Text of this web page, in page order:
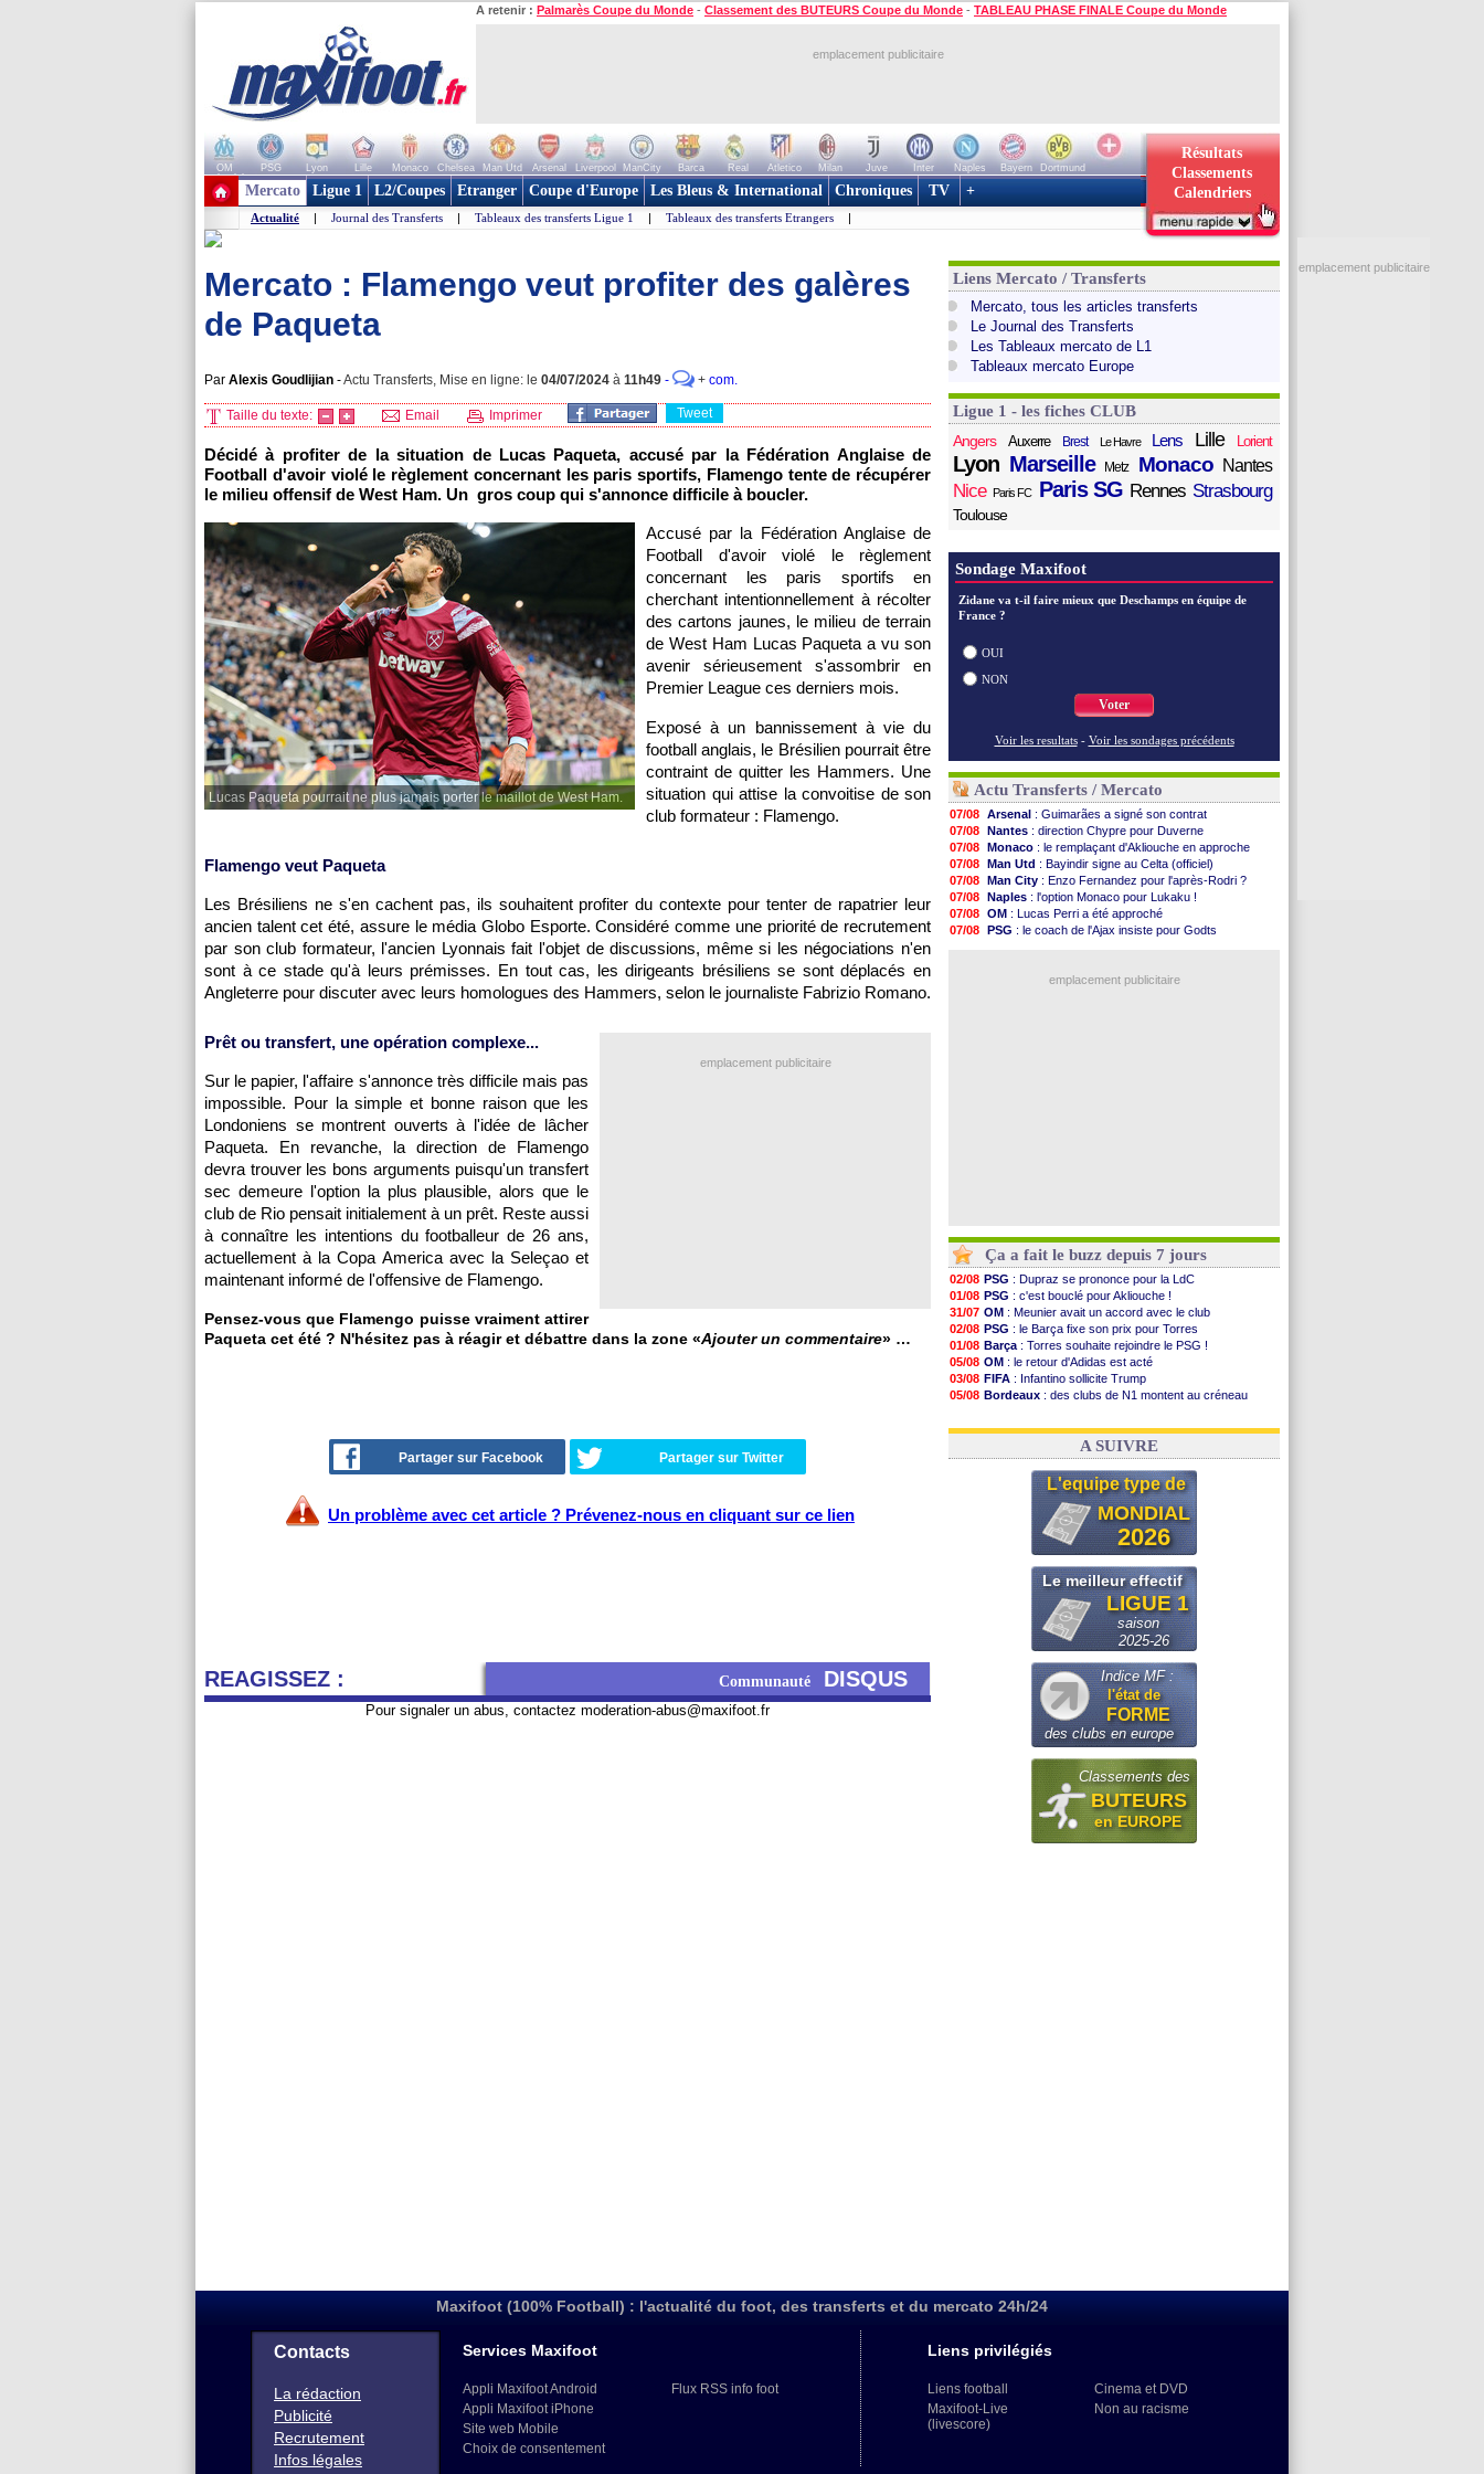
A retenir : Palmarès Coupe du Monde - Classement des BUTEURS Coupe du Monde - TABLEAU PHASE FINALE Coupe du Monde
emplacement publicitaire
OM PSG Lyon Lille Monaco Chelsea Man Utd Arsenal Liverpool ManCity Barca Real Atletico Milan Juve Inter Naples Bayern
Dortmund
+ de clubs
Résultats
Classements
Calendriers
Mercato Ligue 1 L2/Coupes Etranger Coupe d'Europe Les Bleus & International Chroniques TV +
Actualité | Journal des Transferts | Tableaux des transferts Ligue 1 | Tableaux des transferts Etrangers |
Mercato : Flamengo veut profiter des galères
de Paqueta
Par Alexis Goudlijian -Actu Transferts, Mise en ligne: le 04/07/2024 à 11h49 - + com.
Taille du texte: Email Imprimer Tweet
Décidé à profiter de la situation de Lucas Paqueta, accusé par la Fédération Anglaise de
Football d'avoir violé le règlement concernant les paris sportifs, Flamengo tente de récupérer
le milieu offensif de West Ham. Un gros coup qui s'annonce difficile à boucler.
Lucas Paqueta pourrait ne plus jamais porter le maillot de West Ham.
Accusé par la Fédération Anglaise de
Football d'avoir violé le règlement
concernant les paris sportifs en
cherchant intentionnellement à récolter
des cartons jaunes, le milieu de terrain
de West Ham Lucas Paqueta a vu son
avenir sérieusement s'assombrir en
Premier League ces derniers mois.
Exposé à un bannissement à vie du
football anglais, le Brésilien pourrait être
contraint de quitter les Hammers. Une
situation qui attise la convoitise de son
club formateur : Flamengo.
Flamengo veut Paqueta
Les Brésiliens ne s'en cachent pas, ils souhaitent profiter du contexte pour tenter de rapatrier leur
ancien talent cet été, assure le média Globo Esporte. Considéré comme une priorité de recrutement
par son club formateur, l'ancien Lyonnais fait l'objet de discussions, même si les négociations n'en
sont à ce stade qu'à leurs prémisses. En tout cas, les dirigeants brésiliens se sont déplacés en
Angleterre pour discuter avec leurs homologues des Hammers, selon le journaliste Fabrizio Romano.
emplacement publicitaire
Prêt ou transfert, une opération complexe...
Sur le papier, l'affaire s'annonce très difficile mais pas
impossible. Pour la simple et bonne raison que les
Londoniens se montrent ouverts à l'idée de lâcher
Paqueta. En revanche, la direction de Flamengo
devra trouver les bons arguments puisqu'un transfert
sec demeure l'option la plus plausible, alors que le
club de Rio pensait initialement à un prêt. Reste aussi
à connaître les intentions du footballeur de 26 ans,
actuellement à la Copa America avec la Seleçao et
maintenant informé de l'offensive de Flamengo.
Pensez-vous que Flamengo puisse vraiment attirer
Paqueta cet été ? N'hésitez pas à réagir et débattre dans la zone «Ajouter un commentaire» …
Partager sur Facebook Partager sur Twitter
Un problème avec cet article ? Prévenez-nous en cliquant sur ce lien
REAGISSEZ : Communauté DISQUS
Pour signaler un abus, contactez moderation-abus@maxifoot.fr
Liens Mercato / Transferts
Mercato, tous les articles transferts
Le Journal des Transferts
Les Tableaux mercato de L1
Tableaux mercato Europe
Ligue 1 - les fiches CLUB
Angers
Auxerre Brest Le Havre Lens Lille Lorient
Lyon Marseille Metz Monaco Nantes
Nice Paris FC Paris SG Rennes Strasbourg
Toulouse
Sondage Maxifoot
Zidane va t-il faire mieux que Deschamps en équipe de
France ?
OUI
NON
Voter
Voir les resultats - Voir les sondages précédents
Actu Transferts / Mercato
07/08 Arsenal : Guimarães a signé son contrat
07/08 Nantes : direction Chypre pour Duverne
07/08 Monaco : le remplaçant d'Akliouche en approche
07/08 Man Utd : Bayindir signe au Celta (officiel)
07/08 Man City : Enzo Fernandez pour l'après-Rodri ?
07/08 Naples : l'option Monaco pour Lukaku !
07/08 OM : Lucas Perri a été approché
07/08 PSG : le coach de l'Ajax insiste pour Godts
Strasbourg: Saïdou Sow prêté à Nantes (off.)
emplacement publicitaire
Ça a fait le buzz depuis 7 jours
02/08 PSG : Dupraz se prononce pour la LdC
01/08 PSG : c'est bouclé pour Akliouche !
31/07 OM : Meunier avait un accord avec le club
02/08 PSG : le Barça fixe son prix pour Torres
01/08 Barça : Torres souhaite rejoindre le PSG !
05/08 OM : le retour d'Adidas est acté
03/08 FIFA : Infantino sollicite Trump
05/08 Bordeaux : des clubs de N1 montent au créneau
03/08 Real: le démenti de Leipzig pour Diomandé
A SUIVRE
L'equipe type de
MONDIAL
2026
Le meilleur effectif
LIGUE 1
saison
2025-26
Indice MF :
l'état de
FORME
des clubs en europe
Classements des
BUTEURS
en EUROPE
emplacement publicitaire
Maxifoot (100% Football) : l'actualité du foot, des transferts et du mercato 24h/24
Contacts
La rédaction
Publicité
Recrutement
Infos légales
Services Maxifoot
Appli Maxifoot Android
Appli Maxifoot iPhone
Site web Mobile
Choix de consentement
Flux RSS info foot
Liens privilégiés
Liens football
Maxifoot-Live
(livescore)
Cinema et DVD
Non au racisme